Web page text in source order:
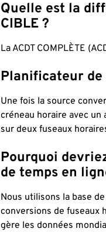
Quelle est la
CIBLE ?
La ACDT COMPLÈTE
Planificateur de
Une fois la source
créneau horaire avec
sur deux fuseaux
Pourquoi
de temps en
Nous utilisons la base
conversions de fuseaux
gère les données